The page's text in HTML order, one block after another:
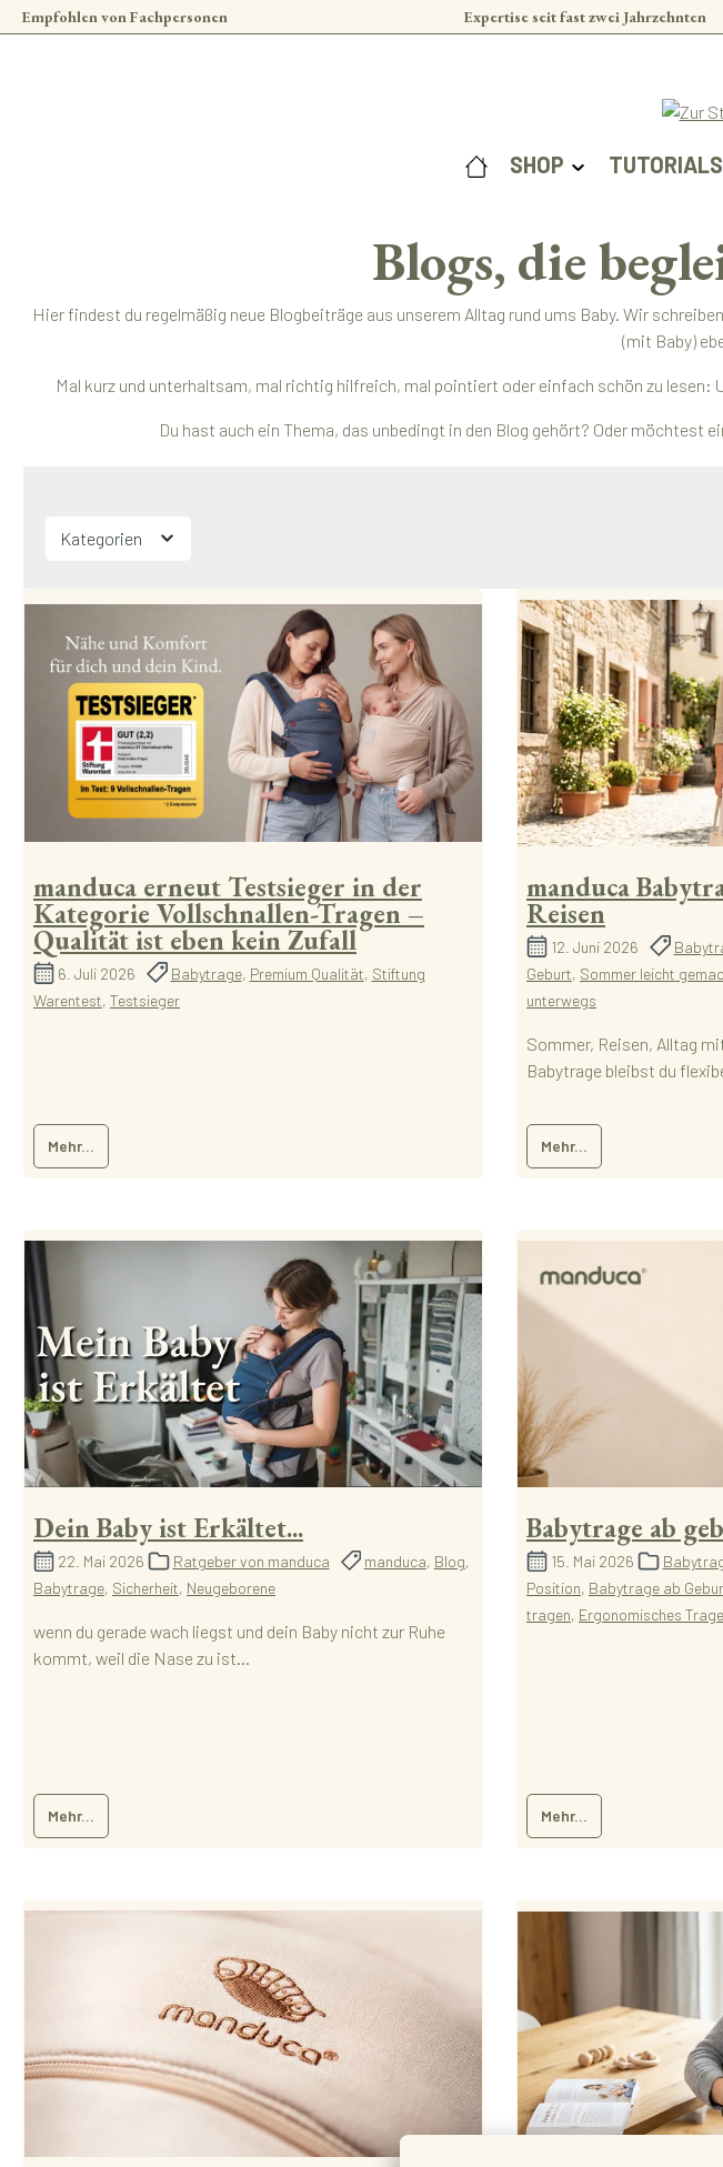
Hauptinhalt springen
Zur Suche springen
Zur Hauptnavigation springen
Empfohlen von Fachpersonen Expertise seit fast zwei Jahrzehnten
SHOP TUTORIALS
Blogs, die
Hier findest du regelmäßig neue Blogbeiträge aus unserem Alltag rund ums Baby. Wir
(mit Baby)
Mal kurz und unterhaltsam, mal richtig hilfreich, mal pointiert oder einfach schön zu
Du hast auch ein Thema, das unbedingt in den Blog gehört? Oder möchtest
Kategorien
manduca erneut Testsieger in der
Kategorie Vollschnallen-Tragen –
Qualität ist eben kein Zufall
6. Juli 2026 Babytrage, Premium Qualität, Stiftung
Warentest, Testsieger
Mehr...
manduca
Reisen
12. Juni 2026
Geburt, Sommer leicht
unterwegs
Sommer, Reisen, Alltag
Babytrage bleibst du
Mehr...
Dein Baby ist Erkältet...
22. Mai 2026 Ratgeber von manduca manduca, Blog,
Babytrage, Sicherheit, Neugeborene
wenn du gerade wach liegst und dein Baby nicht zur Ruhe
kommt, weil die Nase zu ist...
Mehr...
Babytrage ab
15. Mai 2026
Position, Babytrage ab
tragen, Ergonomisches
Mehr...